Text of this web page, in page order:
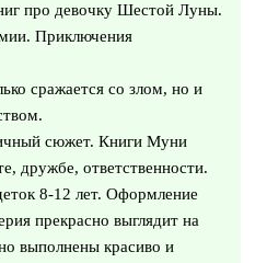
про девочку Шестой Луны.
Приключения
сражается со злом, но и
сюжет. Книги Муни
дружбе, ответственности.
8-12 лет. Оформление
прекрасно выглядит на
выполнены красиво и